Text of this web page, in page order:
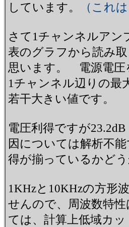
しています。
（これ
さて1チャンネルアン
表のグラフから読み
思います。 電源電圧
1チャンネル辺りの最
若干大きい値です。
電圧利得ですが23.2dB
因については解析不
得が揃っているかど
1KHzと10KHzの方形
せんので、周波数特
ては、計算上低域カ